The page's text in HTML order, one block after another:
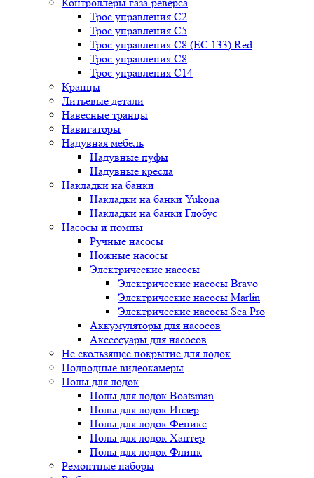
Трос управления C2
Трос управления C5
Трос управления C8 (ЕС 133) Red
Трос управления C8
Трос управления C14
Кранцы
Литьевые детали
Навесные транцы
Навигаторы
Надувная мебель
Надувные пуфы
Надувные кресла
Накладки на банки
Накладки на банки Yukona
Накладки на банки Глобус
Насосы и помпы
Ручные насосы
Ножные насосы
Электрические насосы
Электрические насосы Bravo
Электрические насосы Marlin
Электрические насосы Sea Pro
Аккумуляторы для насосов
Аксессуары для насосов
Не скользящее покрытие для лодок
Подводные видеокамеры
Полы для лодок
Полы для лодок Boatsman
Полы для лодок Инзер
Полы для лодок Феникс
Полы для лодок Хантер
Полы для лодок Флинк
Ремонтные наборы